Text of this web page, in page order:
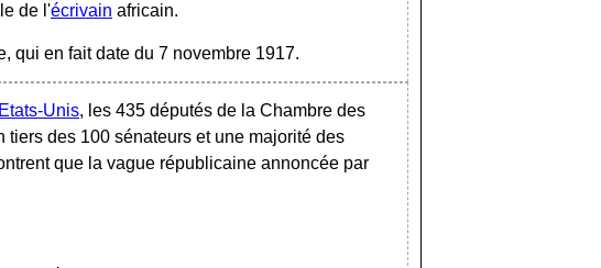
de l'écrivain africain.
qui en fait date du 7 novembre 1917.
Etats-Unis, les 435 députés de la Chambre des
des 100 sénateurs et une majorité des
que la vague républicaine annoncée par